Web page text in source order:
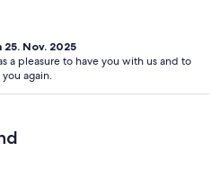
Nov. 2025
a pleasure to have you with us and to
again.